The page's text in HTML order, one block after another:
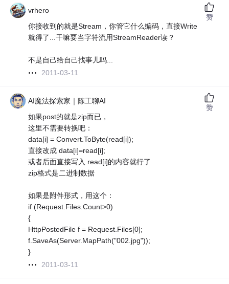
vrhero
你接收到的就是Stream，你管它什么编码，直接Write
就得了...干嘛要当字符流用StreamReader读？
不是自己给自己找事儿吗...
2011-03-11
赞
AI魔法探索家｜陈工聊AI
如果post的就是zip而已，
这里不需要转换吧：
data[i] = Convert.ToByte(read[i]);
直接改成 data[i]=read[i];
或者后面直接写入 read[i]的内容就行了
zip格式是二进制数据
如果是附件形式，用这个：
if (Request.Files.Count>0)
{
HttpPostedFile f = Request.Files[0];
f.SaveAs(Server.MapPath("002.jpg"));
}
2011-03-11
赞